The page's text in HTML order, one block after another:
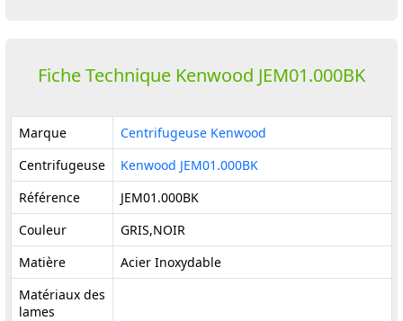
Fiche Technique Kenwood JEM01.000BK
Marque
Centrifugeuse Kenwood
Centrifugeuse
Kenwood JEM01.000BK
Référence
JEM01.000BK
Couleur
GRIS,NOIR
Matière
Acier Inoxydable
Matériaux des
lames